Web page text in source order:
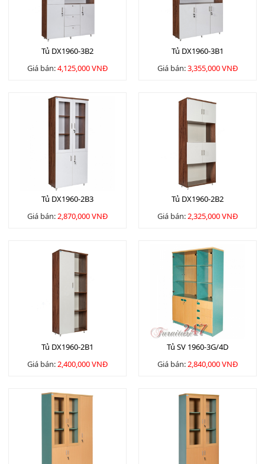
Tủ DX1960-3B2
Giá bán:4,125,000 VNĐ
Tủ DX1960-3B1
Giá bán:3,355,000 VNĐ
Tủ DX1960-2B3
Giá bán:2,870,000 VNĐ
Tủ DX1960-2B2
Giá bán:2,325,000 VNĐ
Tủ DX1960-2B1
Giá bán:2,400,000 VNĐ
Tủ SV 1960-3G/4D
Giá bán:2,840,000 VNĐ